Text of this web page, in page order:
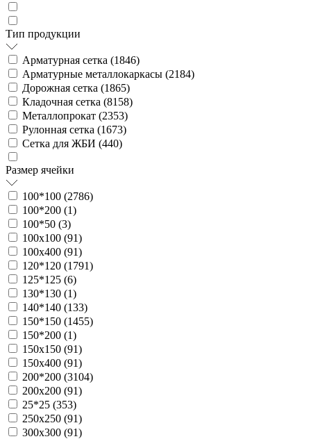
Тип продукции
Арматурная сетка (1846)
Арматурные металлокаркасы (2184)
Дорожная сетка (1865)
Кладочная сетка (8158)
Металлопрокат (2353)
Рулонная сетка (1673)
Сетка для ЖБИ (440)
Размер ячейки
100*100 (2786)
100*200 (1)
100*50 (3)
100х100 (91)
100х400 (91)
120*120 (1791)
125*125 (6)
130*130 (1)
140*140 (133)
150*150 (1455)
150*200 (1)
150х150 (91)
150х400 (91)
200*200 (3104)
200х200 (91)
25*25 (353)
250х250 (91)
300х300 (91)